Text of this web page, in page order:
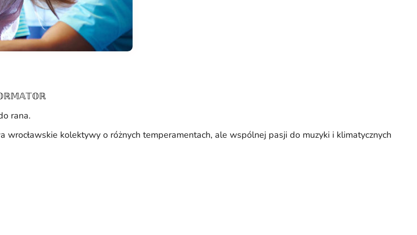
rana.
wrocławskie kolektywy o różnych temperamentach, ale wspólnej pasji do muzyki i klimatycznych